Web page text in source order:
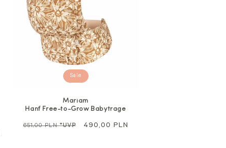
Sale
Mariam
Hanf Free-to-Grow Babytrage
Regulärer
651,00 PLN*UVP Sale
490,00 PLN